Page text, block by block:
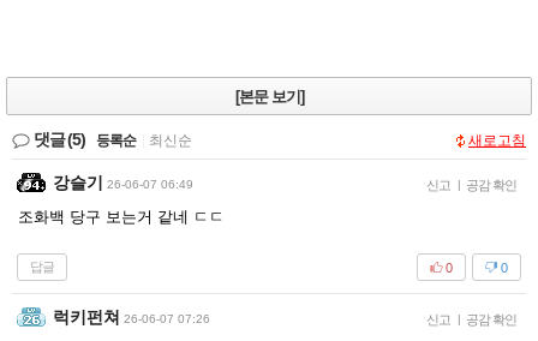
[본문 보기]
댓글(5) 등록순 최신순 새로고침
강슬기 26-06-07 06:49 신고 | 공감 확인
조화백 당구 보는거 같네 ㄷㄷ
답글 0
0
럭키펀쳐 26-06-07 07:26 신고 | 공감 확인